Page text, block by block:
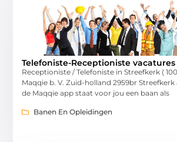
Telefoniste-Receptioniste vacatures
Receptioniste / Telefoniste in Streefkerk (
Maqqie b. V. Zuid-holland 2959br
de Maqqie app staat voor jou een baan als
Banen En Opleidingen